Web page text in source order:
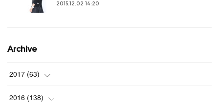
2015.12.02 14:20
Archive
2017 (63)
(3)
2016 (138)